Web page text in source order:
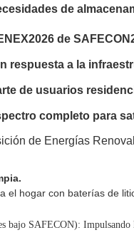
de
de
a la
de usuarios
completo para
hogar con baterías de